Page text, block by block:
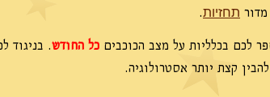
תחזיות.
לכם בכלליות על מצב הכוכבים כל החודש. בניגוד
קצת יותר אסטרולוגיה.